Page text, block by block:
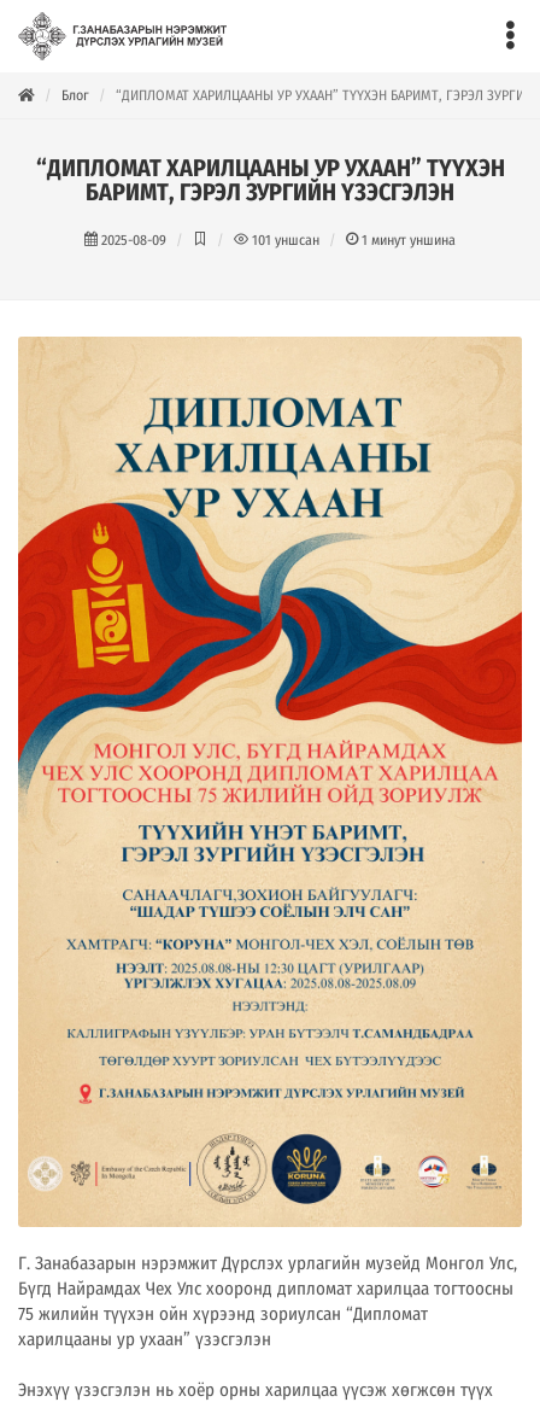
Блог “ДИПЛОМАТ ХАРИЛЦААНЫ УР УХААН” ТҮҮХЭН БАРИМТ, ГЭРЭЛ
“ДИПЛОМАТ ХАРИЛЦААНЫ УР УХААН” ТҮҮХЭН
БАРИМТ, ГЭРЭЛ ЗУРГИЙН ҮЗЭСГЭЛЭН
2025-08-09 101 уншсан 1 минут уншина
Г. Занабазарын нэрэмжит Дүрслэх урлагийн музейд Монгол Улс,
Бүгд Найрамдах Чех Улс хооронд дипломат харилцаа тогтоосны
75 жилийн түүхэн ойн хүрээнд зориулсан “Дипломат
харилцааны ур ухаан” үзэсгэлэн
Энэхүү үзэсгэлэн нь хоёр орны харилцаа үүсэж хөгжсөн түүх